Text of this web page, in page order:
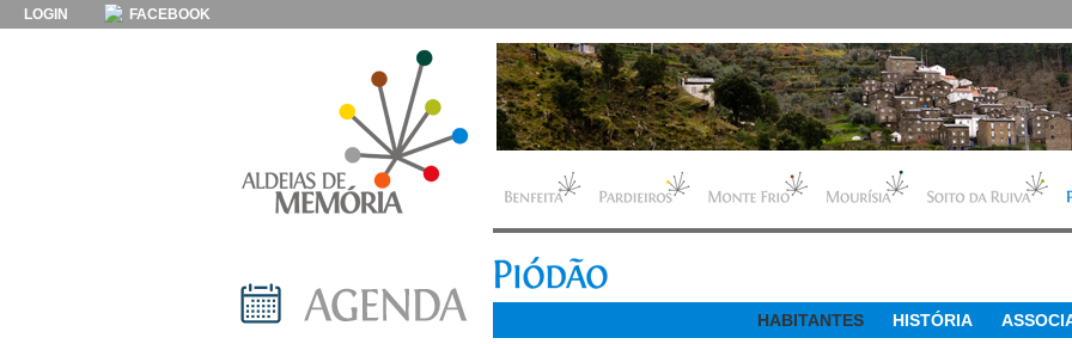
LOGIN FACEBOOK
HISTÓRIA
HABITANTES